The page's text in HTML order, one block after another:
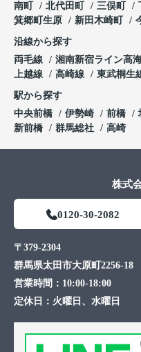
南町
北代田町 三俣町
箕郷町生原
新田木崎町
沿線から探す
両毛線
湘南新宿ライン高
上越線
高崎線 東武桐生
駅から探す
中央前橋
伊勢崎 前橋
新前橋
群馬総社 高崎
株式
0120-30-2082
〒379-2304
群馬県太田市大原町2256-18
営業時間： 10:00-18:00
定休日： 火曜日、水曜日